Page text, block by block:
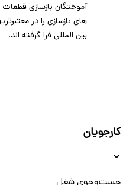
آموختگان بازسازی
های بازسازی را در
بین المللی فرا گرفته اند.
کارجویان